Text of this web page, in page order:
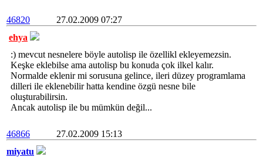
46820
27.02.2009 07:27
ehya
:) mevcut nesnelere böyle autolisp ile özellikl ekleyemezsin.
Keşke eklebilse ama autolisp bu konuda çok ilkel kalır.
Normalde eklenir mi sorusuna gelince, ileri düzey programlama
dilleri ile eklenebilir hatta kendine özgü nesne bile
oluşturabilirsin.
Ancak autolisp ile bu mümkün değil...
46866
27.02.2009 15:13
miyatu